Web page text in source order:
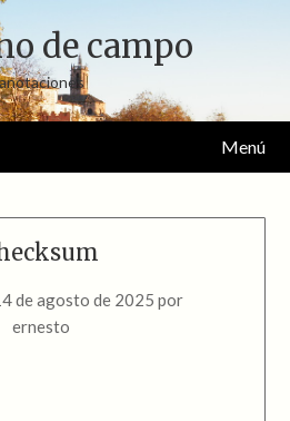
de campo
Menú
de agosto de 2025 por
ernesto